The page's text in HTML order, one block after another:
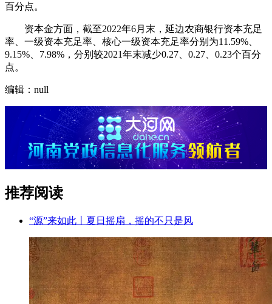
百分点。
资本金方面，截至2022年6月末，延边农商银行资本充足
率、一级资本充足率、核心一级资本充足率分别为11.59%、
9.15%、7.98%，分别较2021年末减少0.27、0.27、0.23个百分
点。
编辑：null
推荐阅读
“源”来如此丨夏日摇扇，摇的不只是风